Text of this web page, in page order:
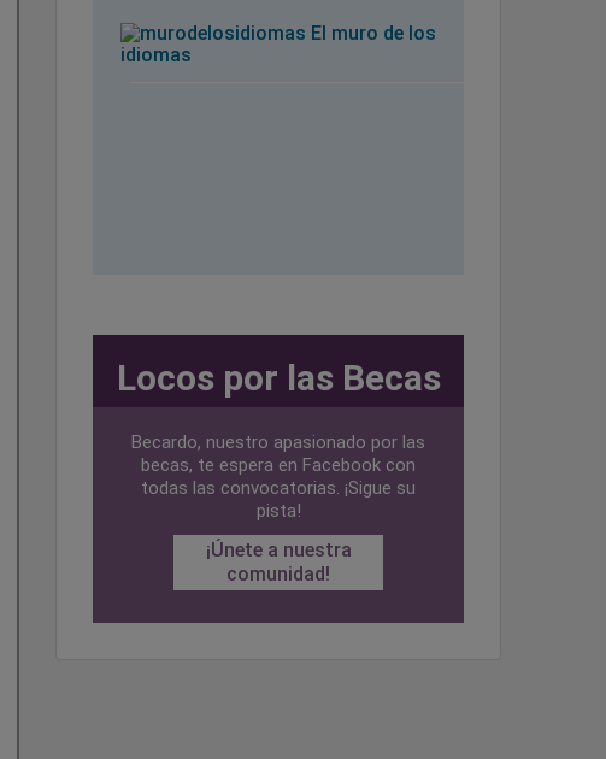
El muro de los
idiomas
Locos por las Becas
Becardo, nuestro apasionado por las
becas, te espera en Facebook con
todas las convocatorias. ¡Sigue su
pista!
¡Únete a nuestra
comunidad!